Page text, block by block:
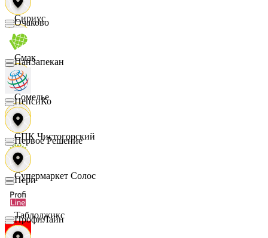
Сириус
Смак
Сомелье
СПК Чистогорский
Супермаркет Солос
Таблоджикс
Очаково
ПанЗапекан
ПепсиКо
Первое Решение
Пери
ПрофиЛайн